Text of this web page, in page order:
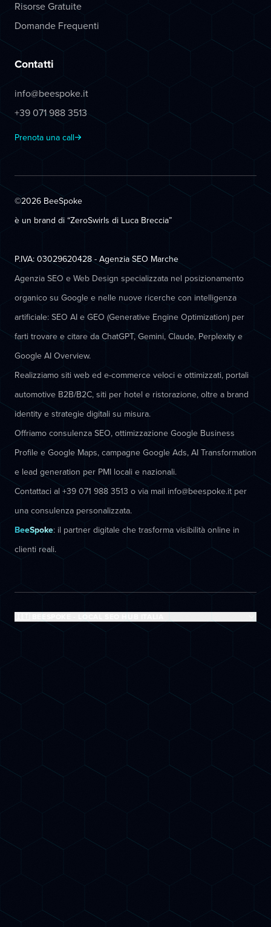
Risorse Gratuite
Domande Frequenti
Contatti
info@beespoke.it
+39 071 988 3513
Prenota una call
©2026 BeeSpoke
è un brand di “ZeroSwirls di Luca Breccia”
P.IVA: 03029620428 - Agenzia SEO Marche
Agenzia SEO e Web Design specializzata nel posizionamento
organico su Google e nelle nuove ricerche con intelligenza
artificiale: SEO AI e GEO (Generative Engine Optimization) per
farti trovare e citare da ChatGPT, Gemini, Claude, Perplexity e
Google AI Overview.
Realizziamo siti web ed e-commerce veloci e ottimizzati, portali
automotive B2B/B2C, siti per hotel e ristorazione, oltre a brand
identity e strategie digitali su misura.
Offriamo consulenza SEO, ottimizzazione Google Business
Profile e Google Maps, campagne Google Ads, AI Transformation
e lead generation per PMI locali e nazionali.
Contattaci al +39 071 988 3513 o via mail info@beespoke.it per
una consulenza personalizzata.
BeeSpoke: il partner digitale che trasforma visibilità online in
clienti reali.